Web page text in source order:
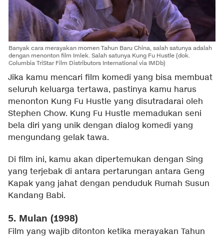
Banyak cara merayakan momen Tahun Baru China, salah satunya adalah
dengan menonton film Imlek. Salah satunya Kung Fu Hustle (dok.
Columbia TriStar Film Distributors International via IMDb)
Jika kamu mencari film komedi yang bisa membuat
seluruh keluarga tertawa, pastinya kamu harus
menonton Kung Fu Hustle yang disutradarai oleh
Stephen Chow. Kung Fu Hustle memadukan seni
bela diri yang unik dengan dialog komedi yang
mengundang gelak tawa.
Di film ini, kamu akan dipertemukan dengan Sing
yang terjebak di antara pertarungan antara Geng
Kapak yang jahat dengan penduduk Rumah Susun
Kandang Babi.
5. Mulan (1998)
Film yang wajib ditonton ketika merayakan Tahun